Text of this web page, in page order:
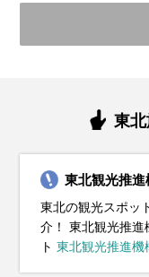
東
東北観光推
東北の観光スポッ
介！ 東北観光推進
ト 東北観光推進